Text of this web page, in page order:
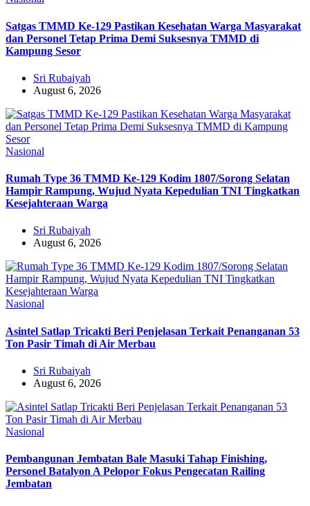
Satgas TMMD Ke-129 Pastikan Kesehatan Warga Masyarakat
dan Personel Tetap Prima Demi Suksesnya TMMD di
Kampung Sesor
Sri Rubaiyah
August 6, 2026
Nasional
Rumah Type 36 TMMD Ke-129 Kodim 1807/Sorong Selatan
Hampir Rampung, Wujud Nyata Kepedulian TNI Tingkatkan
Kesejahteraan Warga
Sri Rubaiyah
August 6, 2026
Nasional
Asintel Satlap Tricakti Beri Penjelasan Terkait Penanganan 53
Ton Pasir Timah di Air Merbau
Sri Rubaiyah
August 6, 2026
Nasional
Pembangunan Jembatan Bale Masuki Tahap Finishing,
Personel Batalyon A Pelopor Fokus Pengecatan Railing
Jembatan